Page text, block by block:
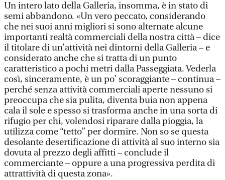
Un intero lato della Galleria, insomma, è in stato di
semi abbandono. «Un vero peccato, considerando
che nei suoi anni migliori si sono alternate alcune
importanti realtà commerciali della nostra città – dice
il titolare di un’attività nei dintorni della Galleria – e
considerato anche che si tratta di un punto
caratteristico a pochi metri dalla Passeggiata. Vederla
così, sinceramente, è un po’ scoraggiante – continua –
perché senza attività commerciali aperte nessuno si
preoccupa che sia pulita, diventa buia non appena
cala il sole e spesso si trasforma anche in una sorta di
rifugio per chi, volendosi riparare dalla pioggia, la
utilizza come “tetto” per dormire. Non so se questa
desolante desertificazione di attività al suo interno sia
dovuta al prezzo degli affitti – conclude il
commerciante – oppure a una progressiva perdita di
attrattività di questa zona».